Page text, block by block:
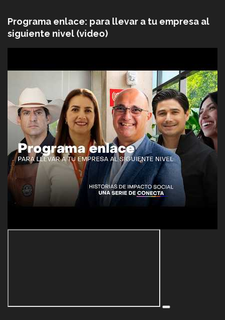
Programa enlace: para llevar a tu empresa al
siguiente nivel (video)